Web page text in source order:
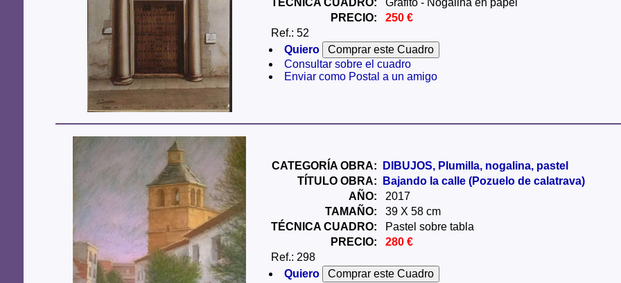
PRECIO:
250 €
Ref.: 52
Quiero
Consultar sobre el cuadro
Enviar como Postal a un amigo
CATEGORÍA OBRA:
DIBUJOS, Plumilla, nogalina, pastel
TÍTULO OBRA:
Bajando la calle (Pozuelo de calatrava)
AÑO:
2017
TAMAÑO:
39 X 58 cm
TÉCNICA CUADRO:
Pastel sobre tabla
PRECIO:
280 €
Ref.: 298
Quiero